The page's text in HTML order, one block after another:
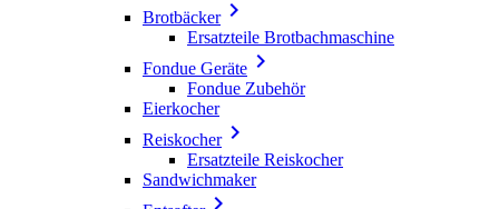
Brotbäcker
Ersatzteile Brotbachmaschine
Fondue Geräte 
Fondue Zubehör
Eierkocher
Reiskocher
Ersatzteile Reiskocher
Sandwichmaker
